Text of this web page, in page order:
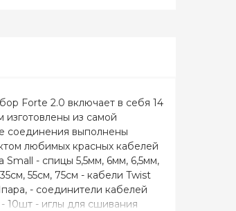
Forte 2.0 включает в себя 14
изготовлены из самой
соединения выполнены
любимых красных кабелей
- спицы 5,5мм, 6мм, 6,5мм,
55см, 75см - кабели Twist
- соединители кабелей
10шт - иглы для сшивания